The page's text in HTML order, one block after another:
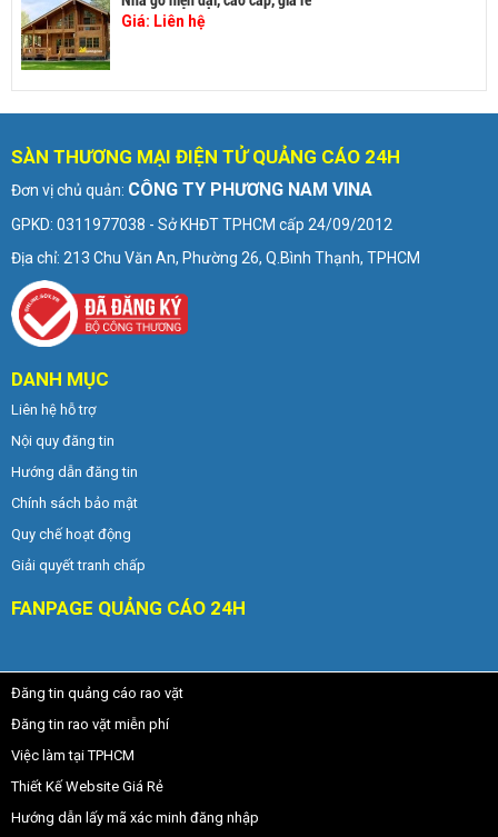
Giá: Liên hệ
SÀN THƯƠNG MẠI ĐIỆN TỬ QUẢNG CÁO 24H
Đơn vị chủ quản: CÔNG TY PHƯƠNG NAM VINA
GPKD: 0311977038 - Sở KHĐT TPHCM cấp 24/09/2012
Địa chỉ: 213 Chu Văn An, Phường 26, Q.Bình Thạnh, TPHCM
DANH MỤC
Liên hệ hỗ trợ
Nội quy đăng tin
Hướng dẫn đăng tin
Chính sách bảo mật
Quy chế hoạt động
Giải quyết tranh chấp
FANPAGE QUẢNG CÁO 24H
Đăng tin quảng cáo rao vặt
Đăng tin rao vặt miễn phí
Việc làm tại TPHCM
Thiết Kế Website Giá Rẻ
Hướng dẫn lấy mã xác minh đăng nhập